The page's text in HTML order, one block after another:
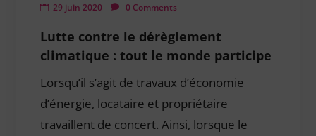
29 juin 2020 0 Comments
Lutte contre le dérèglement
climatique : tout le monde participe
Lorsqu’il s’agit de travaux d’économie
d’énergie, locataire et propriétaire
travaillent de concert. Ainsi, lorsque le